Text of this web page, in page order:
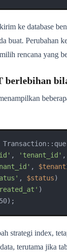
ke database
buat. Perubahan
rencana yang
berlebihan
, 'tenant_id' ,
,
, $status)
)
strategi index,
terutama jika